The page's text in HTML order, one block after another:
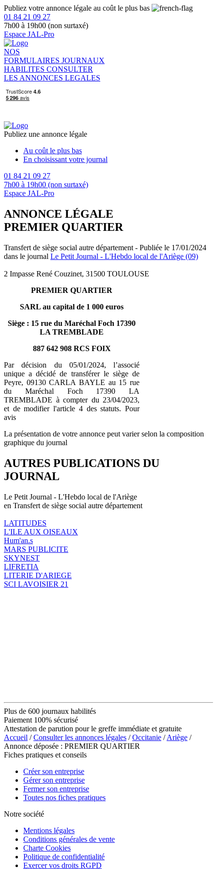
Publiez votre annonce légale au coût le plus bas
01 84 21 09 27
7h00 à 19h00 (non surtaxé)
Espace JAL-Pro
NOS
FORMULAIRES JOURNAUX
HABILITES CONSULTER
LES ANNONCES LEGALES
Publiez une annonce légale
Au coût le plus bas
En choisissant votre journal
01 84 21 09 27
7h00 à 19h00 (non surtaxé)
Espace JAL-Pro
ANNONCE LÉGALE
PREMIER QUARTIER
Transfert de siège social autre département - Publiée le 17/01/2024
dans le journal Le Petit Journal - L'Hebdo local de l'Ariège (09)
2 Impasse René Couzinet, 31500 TOULOUSE
PREMIER QUARTIER
SARL au capital de 1 000 euros
Siège : 15 rue du Maréchal Foch 17390
LA TREMBLADE
887 642 908 RCS FOIX
Par décision du 05/01/2024, l’associé
unique a décidé de transférer le siège de
Peyre, 09130 CARLA BAYLE au 15 rue
du Maréchal Foch 17390 LA
TREMBLADE à compter du 23/04/2023,
et de modifier l'article 4 des statuts. Pour
avis
La présentation de votre annonce peut varier selon la composition
graphique du journal
AUTRES PUBLICATIONS DU
JOURNAL
Le Petit Journal - L'Hebdo local de l'Ariège
en Transfert de siège social autre département
LATITUDES
L'ILE AUX OISEAUX
Hum'an.s
MARS PUBLICITE
SKYNEST
LIFRETIA
LITERIE D'ARIEGE
SCI LAVOISIER 21
Plus de 600 journaux habilités
Paiement 100% sécurisé
Attestation de parution pour le greffe immédiate et gratuite
Accueil /Consulter les annonces légales /Occitanie /Ariège /
Annonce déposée : PREMIER QUARTIER
Fiches pratiques et conseils
Créer son entreprise
Gérer son entreprise
Fermer son entreprise
Toutes nos fiches pratiques
Notre société
Mentions légales
Conditions générales de vente
Charte Cookies
Politique de confidentialité
Exercer vos droits RGPD